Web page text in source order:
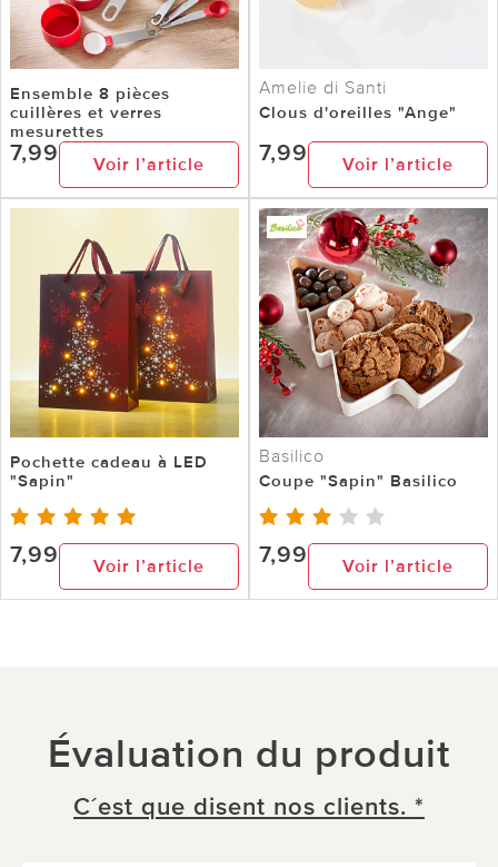
Ensemble 8 pièces
cuillères et verres
mesurettes
7,99 Voir l’article
Amelie di Santi
Clous d'oreilles "Ange"
7,99 Voir l’article
Pochette cadeau à LED
"Sapin"
7,99 Voir l’article
Basilico
Coupe "Sapin" Basilico
7,99 Voir l’article
Évaluation du produit
C´est que disent nos clients. *